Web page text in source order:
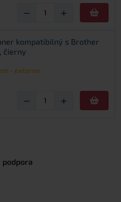
− +
kompatibilný s Brother
čierny
- externe
− +
podpora